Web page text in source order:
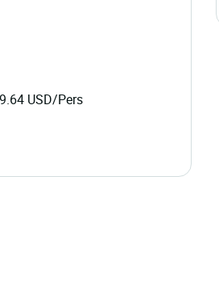
USD/Pers